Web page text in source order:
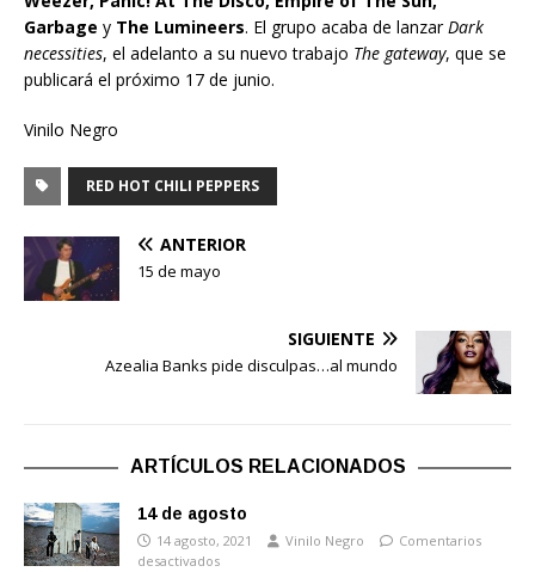
Garbage y The Lumineers. El grupo acaba de lanzarDark
necessities, el adelanto a su nuevo trabajo The gateway, que se
publicará el próximo 17 de junio.
Vinilo Negro
RED HOT CHILI PEPPERS
ANTERIOR
15 de mayo
SIGUIENTE
Azealia Banks pide disculpas…al mundo
ARTÍCULOS RELACIONADOS
14 de agosto
14 agosto, 2021 Vinilo Negro
Comentarios
desactivados